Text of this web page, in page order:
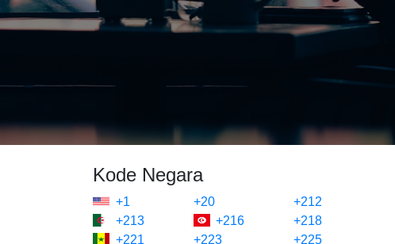
Kode Negara
+1 +20
+212
+213
+216
+218
+221
+223 +225